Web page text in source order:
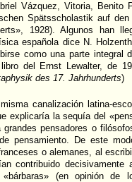
Vázquez, Vitoria, Benito
Spätsscholastik auf
1928). Algunos han
española dice N.
como una parte integral
del Ernst Lewalter, de
des 17. Jahrhunderts)
canalización latina-
explicaría la sequía del
grandes pensadores o
pensamiento. De este
o alemanes, al
contribuido
(en opinión de